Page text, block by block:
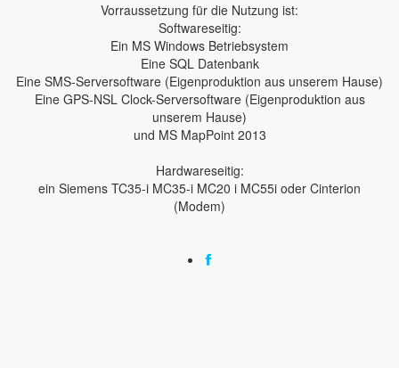
Vorraussetzung für die Nutzung ist:
Softwareseitig:
Ein MS Windows Betriebsystem
Eine SQL Datenbank
Eine SMS-Serversoftware (Eigenproduktion aus unserem Hause)
Eine GPS-NSL Clock-Serversoftware (Eigenproduktion aus
unserem Hause)
und MS MapPoint 2013
Hardwareseitig:
ein Siemens TC35-i MC35-i MC20 i MC55i oder Cinterion
(Modem)